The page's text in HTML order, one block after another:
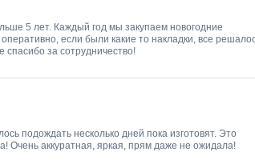
5 лет. Каждый год мы закупаем новогодние
если были какие то накладки, все
за сотрудничество!
подождать несколько дней пока изготовят. Это
Очень аккуратная, яркая, прям даже не ожидала!